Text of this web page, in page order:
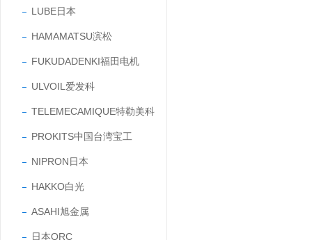
LUBE日本
HAMAMATSU滨松
FUKUDADENKI福田电机
ULVOIL爱发科
TELEMECAMIQUE特勒美科
PROKITS中国台湾宝工
NIPRON日本
HAKKO白光
ASAHI旭金属
日本ORC